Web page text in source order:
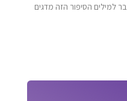
למילים הסיפור הזה מדגים